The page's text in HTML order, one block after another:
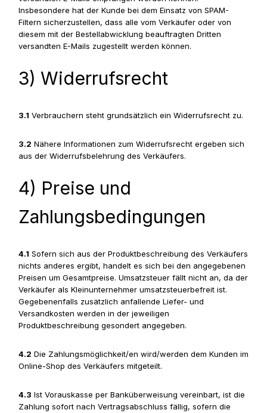
Insbesondere hat der Kunde bei dem Einsatz von SPAM-
Filtern sicherzustellen, dass alle vom Verkäufer oder von
diesem mit der Bestellabwicklung beauftragten Dritten
versandten E-Mails zugestellt werden können.
3) Widerrufsrecht
3.1 Verbrauchern steht grundsätzlich ein Widerrufsrecht zu.
3.2 Nähere Informationen zum Widerrufsrecht ergeben sich
aus der Widerrufsbelehrung des Verkäufers.
4) Preise und
Zahlungsbedingungen
4.1 Sofern sich aus der Produktbeschreibung des Verkäufers
nichts anderes ergibt, handelt es sich bei den angegebenen
Preisen um Gesamtpreise. Umsatzsteuer fällt nicht an, da der
Verkäufer als Kleinunternehmer umsatzsteuerbefreit ist.
Gegebenenfalls zusätzlich anfallende Liefer- und
Versandkosten werden in der jeweiligen
Produktbeschreibung gesondert angegeben.
4.2 Die Zahlungsmöglichkeit/en wird/werden dem Kunden im
Online-Shop des Verkäufers mitgeteilt.
4.3 Ist Vorauskasse per Banküberweisung vereinbart, ist die
Zahlung sofort nach Vertragsabschluss fällig, sofern die